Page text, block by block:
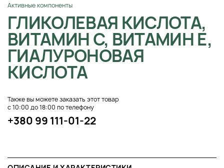
Активные компоненты
ГЛИКОЛЕВАЯ КИСЛОТА,
ВИТАМИН C, ВИТАМИН Е,
ГИАЛУРОНОВАЯ
КИСЛОТА
Также вы можете заказать этот товар
с 10:00 до 18:00 по телефону
+380 99 111-01-22